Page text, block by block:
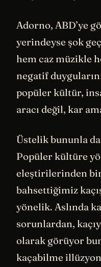
Adorno, ABD’ye
yerindeyse şok
hem caz müzikle
negatif
popüler kültür,
aracı değil, kar
Üstelik bununla
Popüler kültüre
eleştirilerinden
bahsettiğimiz
yönelik. Aslında
sorunlardan,
olarak görüyor
kaçabilme